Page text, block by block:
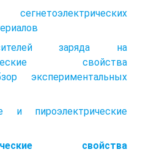
заряда на
свойства
экспериментальных
и пироэлектрические
свойства